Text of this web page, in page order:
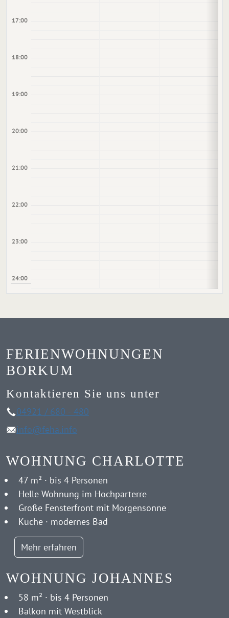
17:00
18:00
19:00
20:00
21:00
22:00
23:00
24:00
FERIENWOHNUNGEN
BORKUM
Kontaktieren Sie uns unter
04921 / 680 - 480
info@feha.info
WOHNUNG CHARLOTTE
47 m² · bis 4 Personen
Helle Wohnung im Hochparterre
Große Fensterfront mit Morgensonne
Küche · modernes Bad
Mehr erfahren
WOHNUNG JOHANNES
58 m² · bis 4 Personen
Balkon mit Westblick